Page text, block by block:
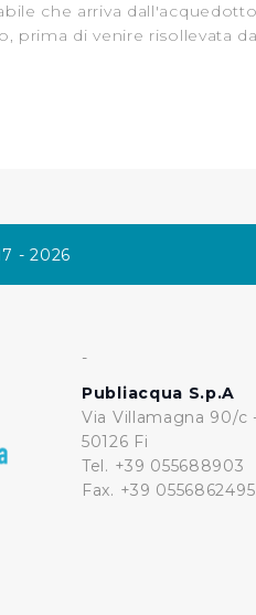
che arriva
prima di venire risollevata
- 2026
-
Publiacqua S.p.A
Via Villamagna 90/c
50126 Fi
Tel. +39 055688903
Fax. +39 0556862495